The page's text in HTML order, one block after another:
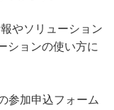
やソリューション
ションの使い方に
参加申込フォーム